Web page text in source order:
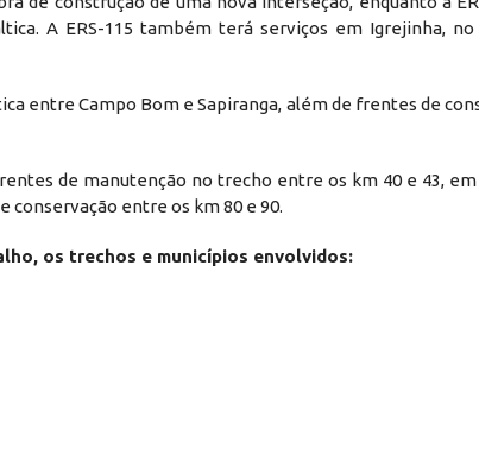
A ERS-115 também terá serviços em Igrejinha,
entre Campo Bom e Sapiranga, além de frentes de
de manutenção no trecho entre os km 40 e 43,
conservação entre os km 80 e 90.
os trechos e municípios envolvidos: